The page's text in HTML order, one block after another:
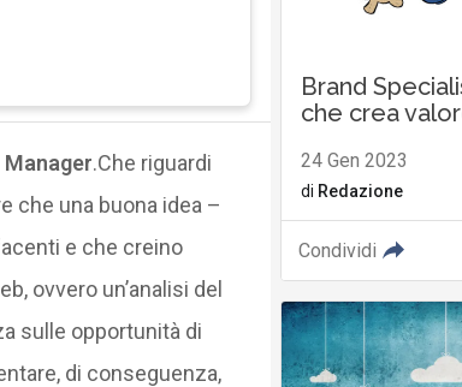
.Che riguardi
che una buona idea –
e che creino
ovvero un’analisi del
sulle opportunità di
di conseguenza,
Brand
che crea
24 Gen 2023
di Redazione
Condividi